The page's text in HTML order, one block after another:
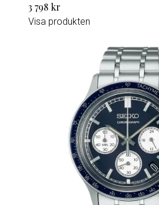
3 798 kr
Visa produkten